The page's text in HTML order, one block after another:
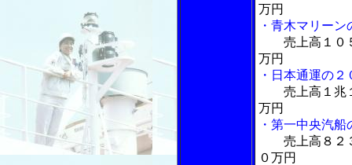
万円
・青木マリー
売上高１０
万円
・日本通運の
売上高１兆
万円
・第一中央汽
売上高８２
０万円